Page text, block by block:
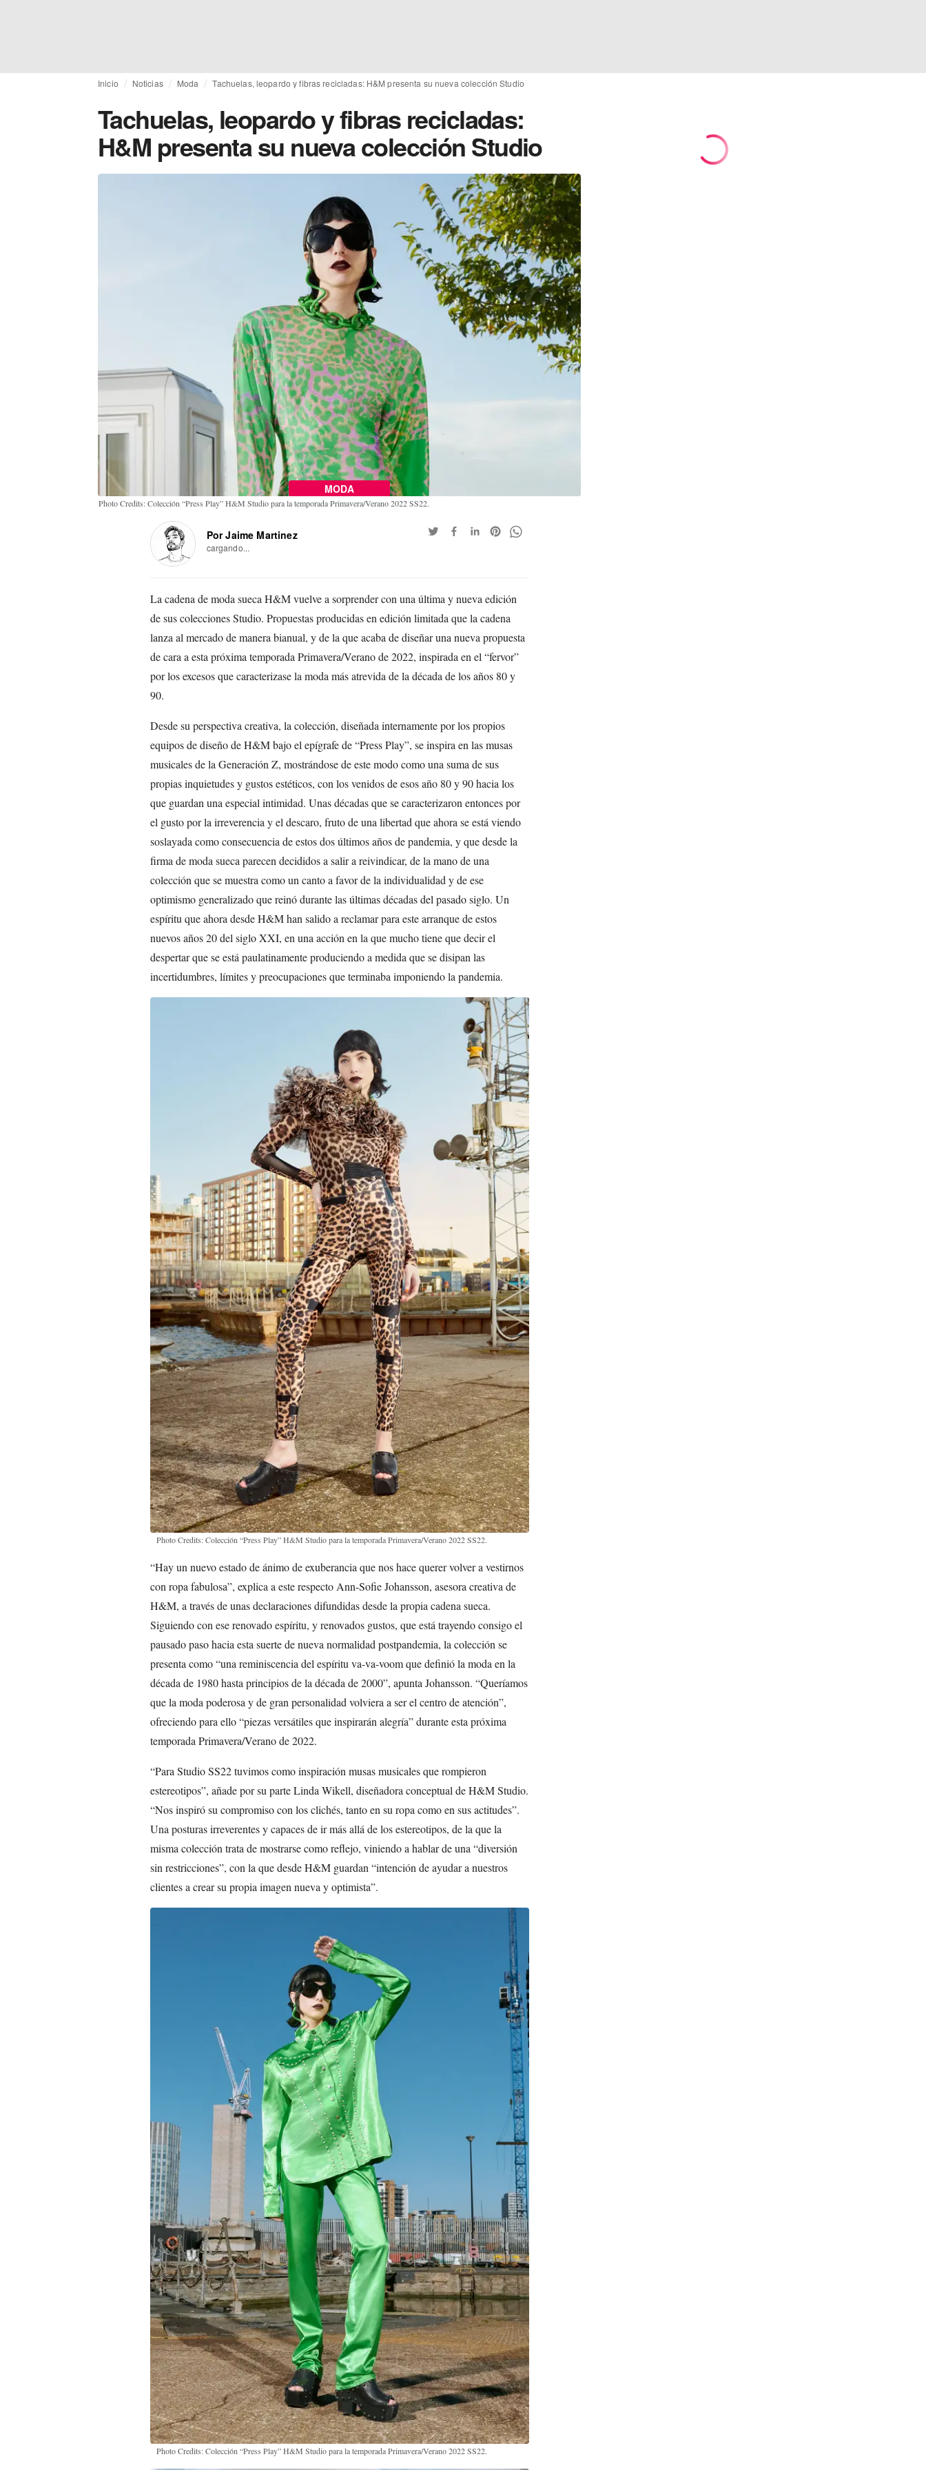
Inicio Noticias Moda Tachuelas, leopardo y fibras recicladas: H&M presenta su nueva colección Studio
Tachuelas, leopardo y fibras recicladas:
H&M presenta su nueva colección Studio
MODA
Photo Credits: Colección “Press Play” H&M Studio para la temporada Primavera/Verano 2022 SS22.
Por Jaime Martinez
cargando...
La cadena de moda sueca H&M vuelve a sorprender con una última y nueva edición
de sus colecciones Studio. Propuestas producidas en edición limitada que la cadena
lanza al mercado de manera bianual, y de la que acaba de diseñar una nueva propuesta
de cara a esta próxima temporada Primavera/Verano de 2022, inspirada en el “fervor”
por los excesos que caracterizase la moda más atrevida de la década de los años 80 y
90.
Desde su perspectiva creativa, la colección, diseñada internamente por los propios
equipos de diseño de H&M bajo el epígrafe de “Press Play”, se inspira en las musas
musicales de la Generación Z, mostrándose de este modo como una suma de sus
propias inquietudes y gustos estéticos, con los venidos de esos año 80 y 90 hacia los
que guardan una especial intimidad. Unas décadas que se caracterizaron entonces por
el gusto por la irreverencia y el descaro, fruto de una libertad que ahora se está viendo
soslayada como consecuencia de estos dos últimos años de pandemia, y que desde la
firma de moda sueca parecen decididos a salir a reivindicar, de la mano de una
colección que se muestra como un canto a favor de la individualidad y de ese
optimismo generalizado que reinó durante las últimas décadas del pasado siglo. Un
espíritu que ahora desde H&M han salido a reclamar para este arranque de estos
nuevos años 20 del siglo XXI, en una acción en la que mucho tiene que decir el
despertar que se está paulatinamente produciendo a medida que se disipan las
incertidumbres, límites y preocupaciones que terminaba imponiendo la pandemia.
Photo Credits: Colección “Press Play” H&M Studio para la temporada Primavera/Verano 2022 SS22.
“Hay un nuevo estado de ánimo de exuberancia que nos hace querer volver a vestirnos
con ropa fabulosa”, explica a este respecto Ann-Sofie Johansson, asesora creativa de
H&M, a través de unas declaraciones difundidas desde la propia cadena sueca.
Siguiendo con ese renovado espíritu, y renovados gustos, que está trayendo consigo el
pausado paso hacia esta suerte de nueva normalidad postpandemia, la colección se
presenta como “una reminiscencia del espíritu va-va-voom que definió la moda en la
década de 1980 hasta principios de la década de 2000”, apunta Johansson. “Queríamos
que la moda poderosa y de gran personalidad volviera a ser el centro de atención”,
ofreciendo para ello “piezas versátiles que inspirarán alegría” durante esta próxima
temporada Primavera/Verano de 2022.
“Para Studio SS22 tuvimos como inspiración musas musicales que rompieron
estereotipos”, añade por su parte Linda Wikell, diseñadora conceptual de H&M Studio.
“Nos inspiró su compromiso con los clichés, tanto en su ropa como en sus actitudes”.
Una posturas irreverentes y capaces de ir más allá de los estereotipos, de la que la
misma colección trata de mostrarse como reflejo, viniendo a hablar de una “diversión
sin restricciones”, con la que desde H&M guardan “intención de ayudar a nuestros
clientes a crear su propia imagen nueva y optimista”.
Photo Credits: Colección “Press Play” H&M Studio para la temporada Primavera/Verano 2022 SS22.